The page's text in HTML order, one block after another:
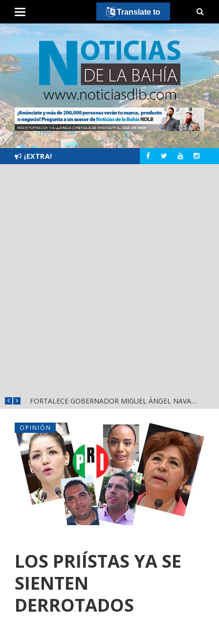
¡EXTRA!
FORTALECE GOBERNADOR MIGUEL ÁNGEL NAVARRO LA COORDINACIÓN CON EL SECTOR EDUCATIVO EN NAYARIT
OPINIÓN
LOS PRIÍSTAS YA SE
SIENTEN
DERROTADOS
Translate to